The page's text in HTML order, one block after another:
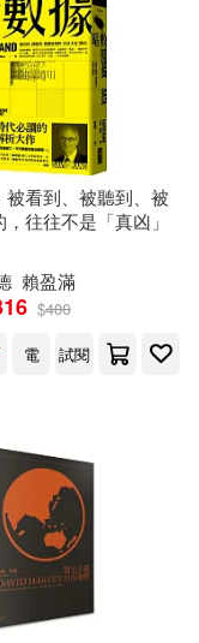
被看到、被聽到、被
往往不是「真凶」
賴盈滿
$400
電
試閱